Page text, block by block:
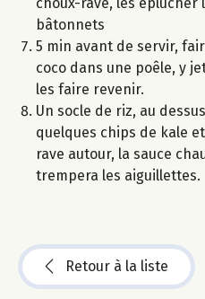
bâtonnets
5 min avant de servir,
coco dans une poêle, y
les faire revenir.
Un socle de riz, au
quelques chips de kale
rave autour, la sauce
trempera les aiguillettes.
Retour à la liste